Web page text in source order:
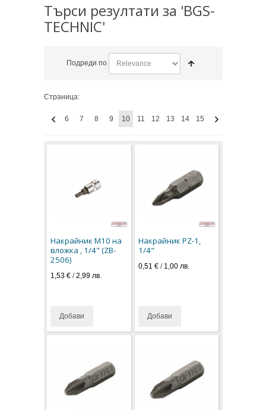
Търси резултати за 'BGS-
TECHNIC'
Подреди по
Страница:
6 7 8 9 10 11 12 13 14 15
Накрайник M10 на
вложка , 1/4" (ZB-
2506)
1,53 € /2,99 лв.
Добави
Накрайник PZ-1,
1/4"
0,51 €/ 1,00 лв.
Добави